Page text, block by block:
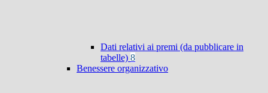
Dati relativi ai premi (da pubblicare in
tabelle) 8
Benessere organizzativo